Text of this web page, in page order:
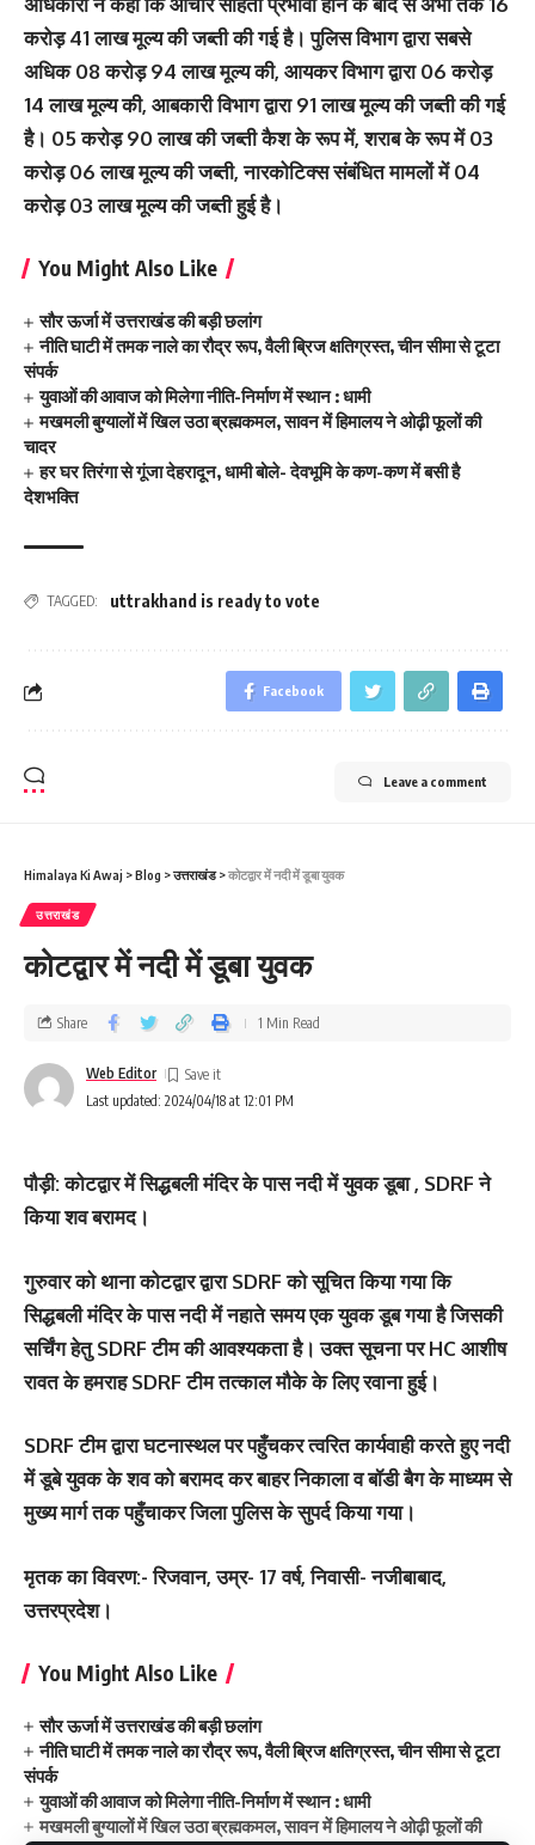
करोड़ 41 लाख मूल्य की जब्ती की गई है। पुलिस विभाग द्वारा सबसे
अधिक 08 करोड़ 94 लाख मूल्य की, आयकर विभाग द्वारा 06 करोड़
14 लाख मूल्य की, आबकारी विभाग द्वारा 91 लाख मूल्य की जब्ती की गई
है। 05 करोड़ 90 लाख की जब्ती कैश के रूप में, शराब के रूप में 03
करोड़ 06 लाख मूल्य की जब्ती, नारकोटिक्स संबंधित मामलों में 04
करोड़ 03 लाख मूल्य की जब्ती हुई है।
You Might Also Like
सौर ऊर्जा में उत्तराखंड की बड़ी छलांग
नीति घाटी में तमक नाले का रौद्र रूप, वैली ब्रिज क्षतिग्रस्त, चीन सीमा से टूटा
संपर्क
युवाओं की आवाज को मिलेगा नीति-निर्माण में स्थान : धामी
मखमली बुग्यालों में खिल उठा ब्रह्मकमल, सावन में हिमालय ने ओढ़ी फूलों की
चादर
हर घर तिरंगा से गूंजा देहरादून, धामी बोले- देवभूमि के कण-कण में बसी है
देशभक्ति
TAGGED: uttrakhand is ready to vote
Facebook
Leave a comment
Himalaya Ki Awaj >Blog >उत्तराखंड>कोटद्वार में नदी में डूबा युवक
उत्तराखंड
कोटद्वार में नदी में डूबा युवक
Last updated: 2024/04/18 at 12:01 PM
Web Editor
Share 1 Min Read
पौड़ी: कोटद्वार में सिद्धबली मंदिर के पास नदी में युवक डूबा , SDRF ने
किया शव बरामद।
गुरुवार को थाना कोटद्वार द्वारा SDRF को सूचित किया गया कि
सिद्धबली मंदिर के पास नदी में नहाते समय एक युवक डूब गया है जिसकी
सर्चिंग हेतु SDRF टीम की आवश्यकता है। उक्त सूचना पर HC आशीष
रावत के हमराह SDRF टीम तत्काल मौके के लिए रवाना हुई।
SDRF टीम द्वारा घटनास्थल पर पहुँचकर त्वरित कार्यवाही करते हुए नदी
में डूबे युवक के शव को बरामद कर बाहर निकाला व बॉडी बैग के माध्यम से
मुख्य मार्ग तक पहुँचाकर जिला पुलिस के सुपर्द किया गया।
मृतक का विवरण:- रिजवान, उम्र- 17 वर्ष, निवासी- नजीबाबाद,
उत्तरप्रदेश।
You Might Also Like
सौर ऊर्जा में उत्तराखंड की बड़ी छलांग
नीति घाटी में तमक नाले का रौद्र रूप, वैली ब्रिज क्षतिग्रस्त, चीन सीमा से टूटा
संपर्क
युवाओं की आवाज को मिलेगा नीति-निर्माण में स्थान : धामी
मखमली बुग्यालों में खिल उठा ब्रह्मकमल, सावन में हिमालय ने ओढ़ी फूलों की